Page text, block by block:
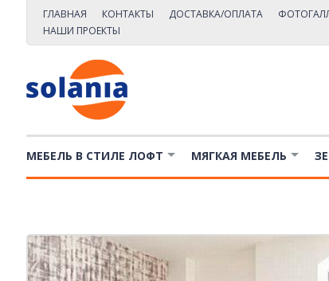
ГЛАВНАЯ КОНТАКТЫ ДОСТАВКА/ОПЛАТА
НАШИ ПРОЕКТЫ
МЕБЕЛЬ В СТИЛЕ ЛОФТ МЯГКАЯ МЕБЕЛЬ